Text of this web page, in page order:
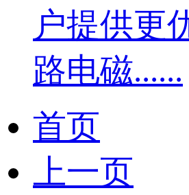
户提供更
路电磁......
首页
上一页